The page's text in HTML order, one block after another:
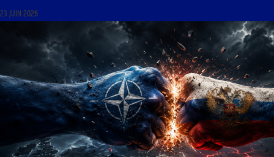
23 JUIN 2026